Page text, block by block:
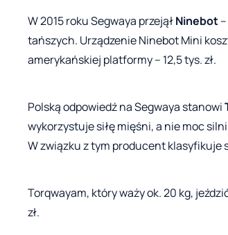
W 2015 roku Segwaya przejąłNinebot
tańszych. Urządzenie Ninebot Mini
amerykańskiej platformy – 12,5 tys. zł.
Polską odpowiedź na Segwaya stanowi
wykorzystuje siłę mięśni, a nie moc
W związku z tym producent
Torqwayam, który waży ok. 20 kg,
zł.